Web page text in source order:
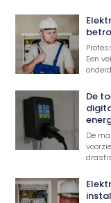
Een
De
De